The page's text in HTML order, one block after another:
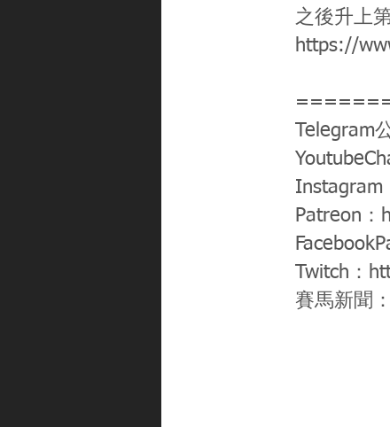
之後升上
https://
Telegram
Instagram
Patreon：
Twitch：
賽馬新聞：